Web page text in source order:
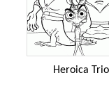
Heroica Trio